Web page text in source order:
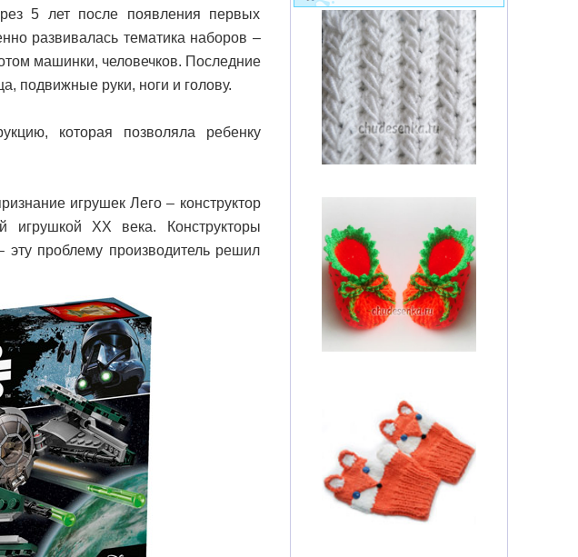
5 лет после появления первых
развивалась тематика наборов –
машинки, человечков. Последние
подвижные руки, ноги и голову.
которая позволяла ребенку
игрушек Лего – конструктор
игрушкой XX века. Конструкторы
проблему производитель решил